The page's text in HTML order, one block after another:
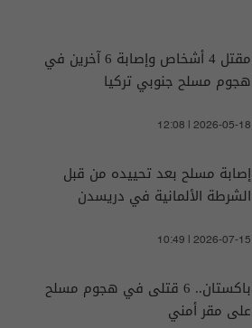
مقتل 4 أشخاص وإصابة 6 آخرين في
هجوم مسلح جنوبي تركيا
12:08 | 2026-05-18
إصابة مسلح بعد تحييده من قبل
الشرطة الألمانية في دريسدن
10:49 | 2026-07-15
باكستان.. 6 قتلى في هجوم مسلح
على مقر أمني